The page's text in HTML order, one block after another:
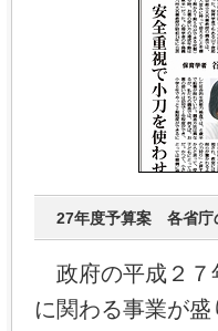
27年度予算案 各省庁
政府の平成２７
に関わる事業が